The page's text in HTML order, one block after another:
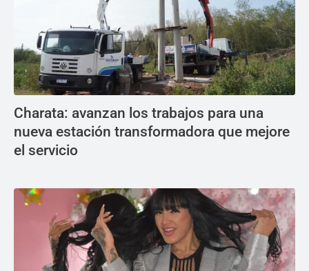
Charata: avanzan los trabajos para una
nueva estación transformadora que mejore
el servicio